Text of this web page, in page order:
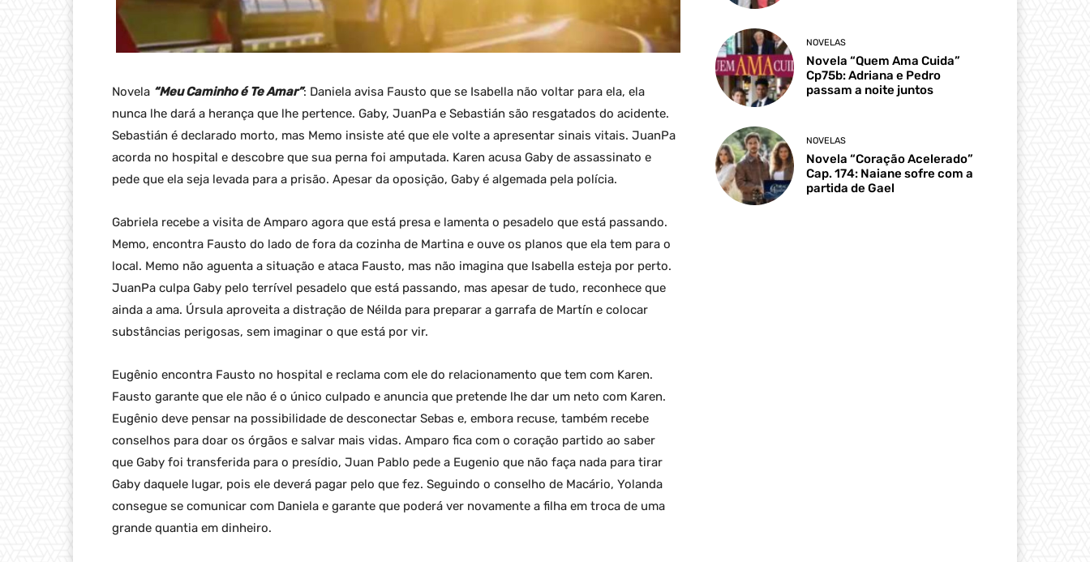
Novela “Meu Caminho é Te Amar”: Daniela avisa Fausto que se Isabella não voltar para ela, ela
nunca lhe dará a herança que lhe pertence. Gaby, JuanPa e Sebastián são resgatados do acidente.
Sebastián é declarado morto, mas Memo insiste até que ele volte a apresentar sinais vitais. JuanPa
acorda no hospital e descobre que sua perna foi amputada. Karen acusa Gaby de assassinato e
pede que ela seja levada para a prisão. Apesar da oposição, Gaby é algemada pela polícia.
Gabriela recebe a visita de Amparo agora que está presa e lamenta o pesadelo que está passando.
Memo, encontra Fausto do lado de fora da cozinha de Martina e ouve os planos que ela tem para o
local. Memo não aguenta a situação e ataca Fausto, mas não imagina que Isabella esteja por perto.
JuanPa culpa Gaby pelo terrível pesadelo que está passando, mas apesar de tudo, reconhece que
ainda a ama. Úrsula aproveita a distração de Néilda para preparar a garrafa de Martín e colocar
substâncias perigosas, sem imaginar o que está por vir.
Eugênio encontra Fausto no hospital e reclama com ele do relacionamento que tem com Karen.
Fausto garante que ele não é o único culpado e anuncia que pretende lhe dar um neto com Karen.
Eugênio deve pensar na possibilidade de desconectar Sebas e, embora recuse, também recebe
conselhos para doar os órgãos e salvar mais vidas. Amparo fica com o coração partido ao saber
que Gaby foi transferida para o presídio, Juan Pablo pede a Eugenio que não faça nada para tirar
Gaby daquele lugar, pois ele deverá pagar pelo que fez. Seguindo o conselho de Macário, Yolanda
consegue se comunicar com Daniela e garante que poderá ver novamente a filha em troca de uma
grande quantia em dinheiro.
NOVELAS
Novela “Quem Ama Cuida”
Cp75b: Adriana e Pedro
passam a noite juntos
NOVELAS
Novela “Coração Acelerado”
Cap. 174: Naiane sofre com a
partida de Gael